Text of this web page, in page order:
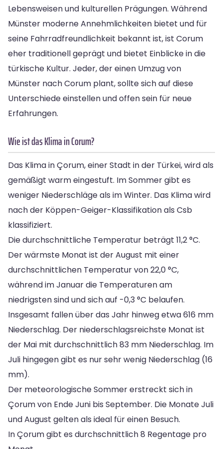
Lebensweisen und kulturellen Prägungen. Während
Münster moderne Annehmlichkeiten bietet und für
seine Fahrradfreundlichkeit bekannt ist, ist Corum
eher traditionell geprägt und bietet Einblicke in die
türkische Kultur. Jeder, der einen Umzug von
Münster nach Corum plant, sollte sich auf diese
Unterschiede einstellen und offen sein für neue
Erfahrungen.
Wie ist das Klima in Corum?
Das Klima in Çorum, einer Stadt in der Türkei, wird als
gemäßigt warm eingestuft. Im Sommer gibt es
weniger Niederschläge als im Winter. Das Klima wird
nach der Köppen-Geiger-Klassifikation als Csb
klassifiziert.
Die durchschnittliche Temperatur beträgt 11,2 °C.
Der wärmste Monat ist der August mit einer
durchschnittlichen Temperatur von 22,0 °C,
während im Januar die Temperaturen am
niedrigsten sind und sich auf -0,3 °C belaufen.
Insgesamt fallen über das Jahr hinweg etwa 616 mm
Niederschlag. Der niederschlagsreichste Monat ist
der Mai mit durchschnittlich 83 mm Niederschlag. Im
Juli hingegen gibt es nur sehr wenig Niederschlag (16
mm).
Der meteorologische Sommer erstreckt sich in
Çorum von Ende Juni bis September. Die Monate Juli
und August gelten als ideal für einen Besuch.
In Çorum gibt es durchschnittlich 8 Regentage pro